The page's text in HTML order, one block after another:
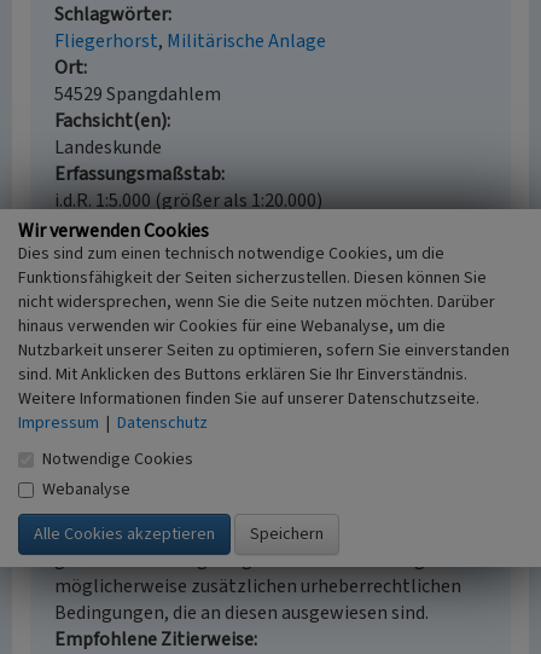
Schlagwörter
Fliegerhorst Militärische Anlage
Ort
54529 Spangdahlem
Fachsicht(en)
Landeskunde
Erfassungsmaßstab
i.d.R. 1:5.000 (größer als 1:20.000)
Erfassungsmethode
Auswertung historischer Karten,
Literaturauswertung, Fernerkundung, mündliche
Hinweise Ortsansässiger, Ortskundiger
Historischer Zeitraum
Beginn 1951
Empfohlene Zitierweise
Urheberrechtlicher Hinweis
Der hier präsentierte Inhalt ist urheberrechtlich
geschützt. Die angezeigten Medien unterliegen
möglicherweise zusätzlichen urheberrechtlichen
Bedingungen, die an diesen ausgewiesen sind.
Empfohlene Zitierweise
Wir verwenden Cookies
Dies sind zum einen technisch notwendige Cookies, um die
Funktionsfähigkeit der Seiten sicherzustellen. Diesen können Sie
nicht widersprechen, wenn Sie die Seite nutzen möchten. Darüber
hinaus verwenden wir Cookies für eine Webanalyse, um die
Nutzbarkeit unserer Seiten zu optimieren, sofern Sie einverstanden
sind. Mit Anklicken des Buttons erklären Sie Ihr Einverständnis.
Weitere Informationen finden Sie auf unserer Datenschutzseite.
Impressum | Datenschutz
Notwendige Cookies
Webanalyse